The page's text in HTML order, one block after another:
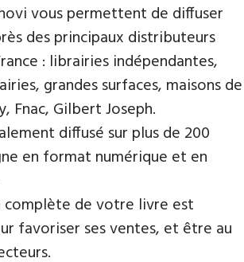
vous permettent de diffuser
des principaux distributeurs
: librairies indépendantes,
grandes surfaces, maisons de
Fnac, Gilbert Joseph.
diffusé sur plus de 200
en format numérique et en
de votre livre est
favoriser ses ventes, et être au